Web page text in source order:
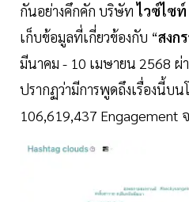
กันอย่างคึกคัก บริษัทไวซ์ไซท์
เก็บข้อมูลที่เกี่ยวข้องกับ “สงก
มีนาคม - 10 เมษายน 2568 ผ่
ปรากฏว่ามีการพูดถึงเรื่องนี้บน
106,619,437 Engagement